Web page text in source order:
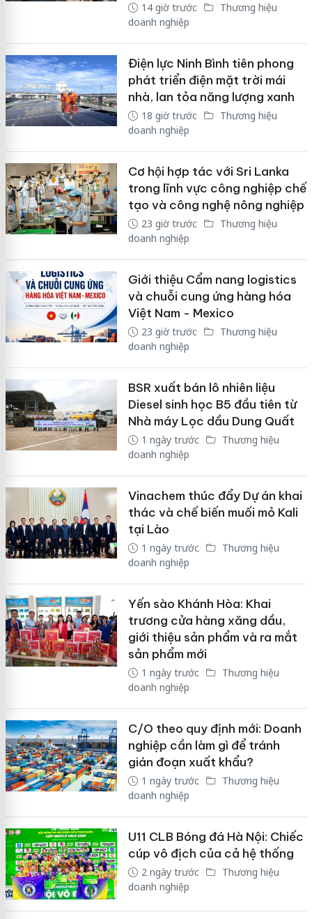
14 giờ trước
Thương hiệu
doanh nghiệp
Điện lực Ninh Bình tiên phong
phát triển điện mặt trời mái
nhà, lan tỏa năng lượng xanh
18 giờ trước
Thương hiệu
doanh nghiệp
Cơ hội hợp tác với Sri Lanka
trong lĩnh vực công nghiệp chế
tạo và công nghệ nông nghiệp
23 giờ trước
Thương hiệu
doanh nghiệp
Giới thiệu Cẩm nang logistics
và chuỗi cung ứng hàng hóa
Việt Nam - Mexico
23 giờ trước
Thương hiệu
doanh nghiệp
BSR xuất bán lô nhiên liệu
Diesel sinh học B5 đầu tiên từ
Nhà máy Lọc dầu Dung Quất
1 ngày trước
Thương hiệu
doanh nghiệp
Vinachem thúc đẩy Dự án khai
thác và chế biến muối mỏ Kali
tại Lào
1 ngày trước
Thương hiệu
doanh nghiệp
Yến sào Khánh Hòa: Khai
trương cửa hàng xăng dầu,
giới thiệu sản phẩm và ra mắt
sản phẩm mới
1 ngày trước
Thương hiệu
doanh nghiệp
C/O theo quy định mới: Doanh
nghiệp cần làm gì để tránh
gián đoạn xuất khẩu?
1 ngày trước
Thương hiệu
doanh nghiệp
U11 CLB Bóng đá Hà Nội: Chiếc
cúp vô địch của cả hệ thống
2 ngày trước
Thương hiệu
doanh nghiệp